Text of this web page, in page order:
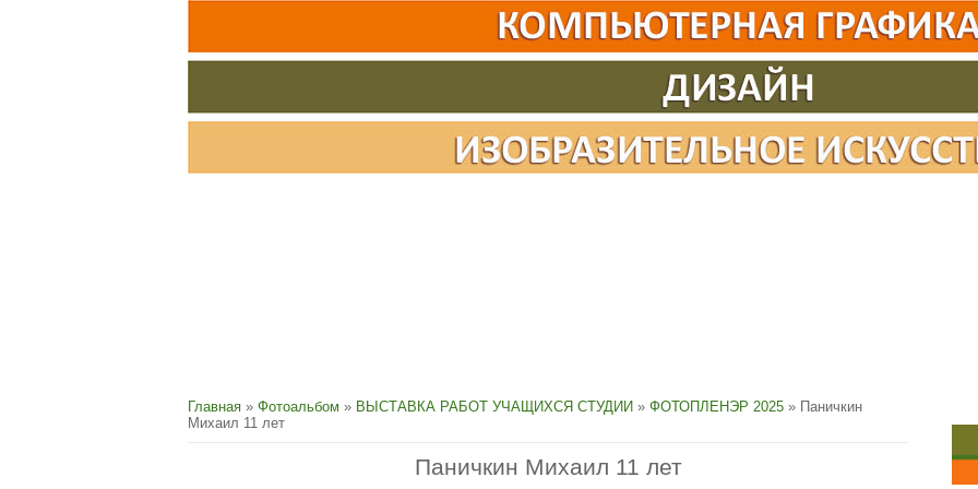
Главная » Фотоальбом » ВЫСТАВКА РАБОТ УЧАЩИХСЯ СТУДИИ » ФОТОПЛЕНЭР 2025 » Паничкин
Михаил 11 лет
Паничкин Михаил 11 лет